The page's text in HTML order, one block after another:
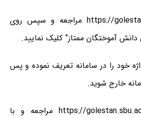
به آدرس https://golestan.sbu.ac.ir مراجعه و سپس روی
آموختگان ممتاز” کلیک نمایید.
خود را در سامانه تعریف نموده و پس
خارج شوید.
مجدداً به آدرس https://golestan.sbu.ac.ir مراجعه و با